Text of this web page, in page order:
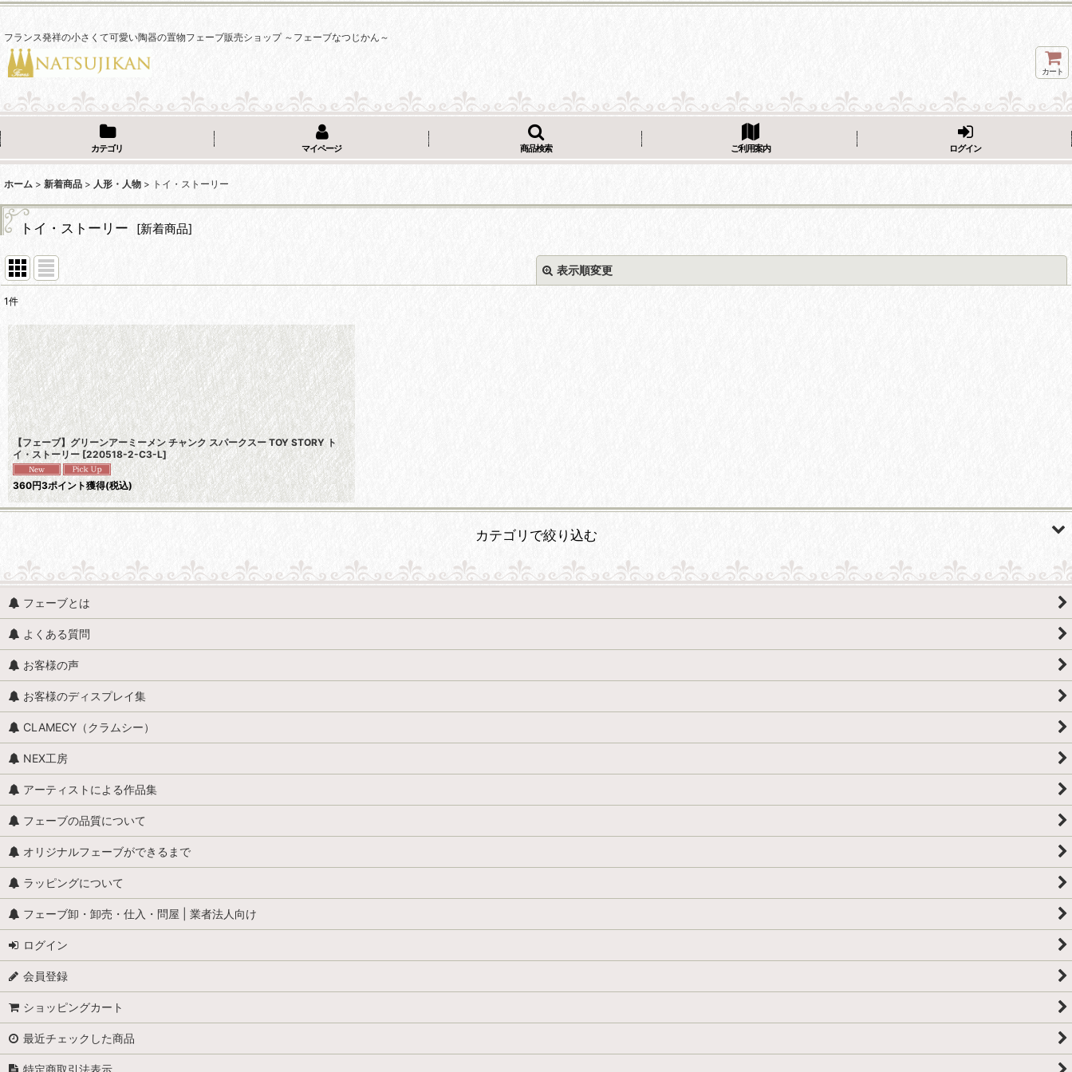
フランス発祥の小さくて可愛い陶器の置物フェーブ販売ショップ ～フェーブなつじかん～
カート
カテゴリ マイページ 商品検索 ご利用案内 ログイン
ホーム > 新着商品 > 人形・人物 > トイ・ストーリー
トイ・ストーリー [新着商品]
表示順変更
並び順:
1件
【フェーブ】グリーンアーミーメン チャンク スパークスー TOY STORY ト
イ・ストーリー [220518-2-C3-L]
360円3ポイント獲得(税込)
カテゴリで絞り込む
人形・人物 (すべての商品を表示)
人形・人物全般
アンティークドール
映画・ヒーロー
王・貴族・英雄・歴史上の人物
おやすみなさい、こども達 / くまのヌーヌー
怪物
学校
学者・発明家・詩人
カリメロ
キティ
小人
くまのプーさん
フェーブとは
よくある質問
お客様の声
お客様のディスプレイ集
CLAMECY（クラムシー）
NEX工房
アーティストによる作品集
フェーブの品質について
オリジナルフェーブができるまで
ラッピングについて
フェーブ卸・卸売・仕入・問屋 | 業者法人向け
ログイン
会員登録
ショッピングカート
最近チェックした商品